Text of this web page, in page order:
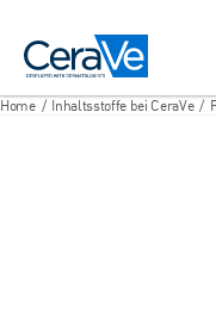
Suche
Home / Inhaltsstoffe bei CeraVe /